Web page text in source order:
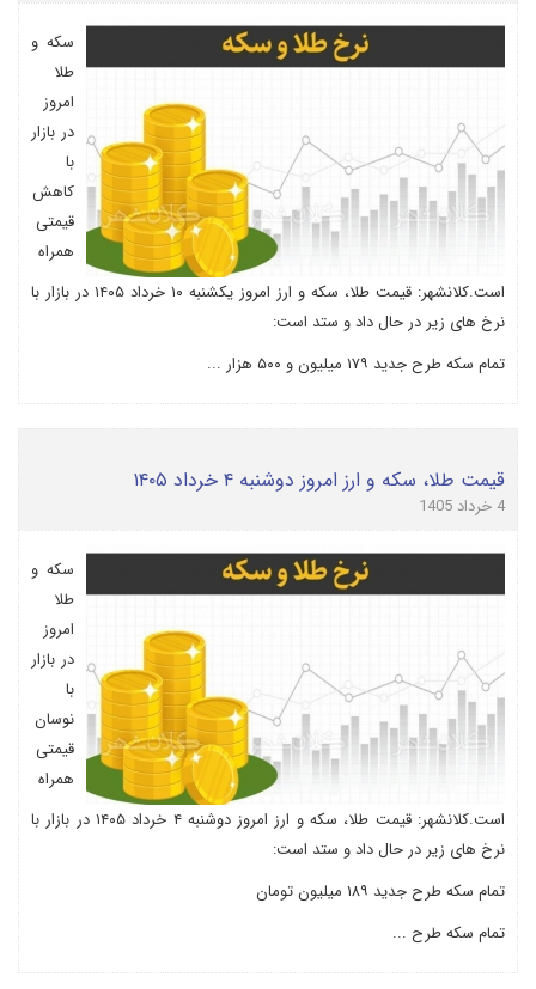
سکه و
طلا
امروز
در بازار
با
کاهش
قیمتی
همراه
است.کلانشهر: قیمت طلا، سکه و ارز امروز یکشنبه ۱۰ خرداد ۱۴۰۵ در بازار با
نرخ های زیر در حال داد و ستد است:
تمام سکه طرح جدید ۱۷۹ میلیون و ۵۰۰ هزار ...
قیمت طلا، سکه و ارز امروز دوشنبه ۴ خرداد ۱۴۰۵
4 خرداد 1405
سکه و
طلا
امروز
در بازار
با
نوسان
قیمتی
همراه
است.کلانشهر: قیمت طلا، سکه و ارز امروز دوشنبه ۴ خرداد ۱۴۰۵ در بازار با
نرخ های زیر در حال داد و ستد است:
تمام سکه طرح جدید ۱۸۹ میلیون تومان
تمام سکه طرح ...